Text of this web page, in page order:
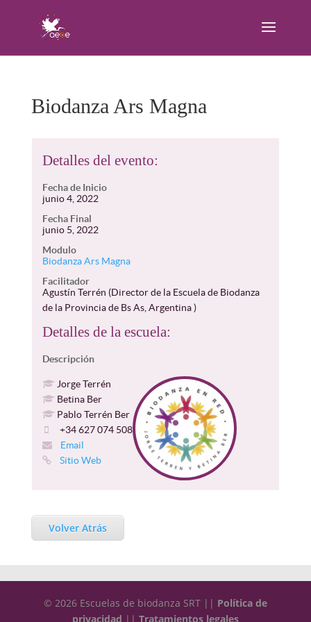
Biodanza Ars Magna
Detalles del evento:
Fecha de Inicio
junio 4, 2022
Fecha Final
junio 5, 2022
Modulo
Biodanza Ars Magna
Facilitador
Agustín Terrén (Director de la Escuela de Biodanza
de la Provincia de Bs As, Argentina )
Detalles de la escuela:
Descripción
Jorge Terrén
Betina Ber
Pablo Terrén Ber
+34 627 074 508
Email
Sitio Web
Volver Atrás
© 2026 Escuelas de biodanza SRT || Política de
privacidad || Tratamientos legales